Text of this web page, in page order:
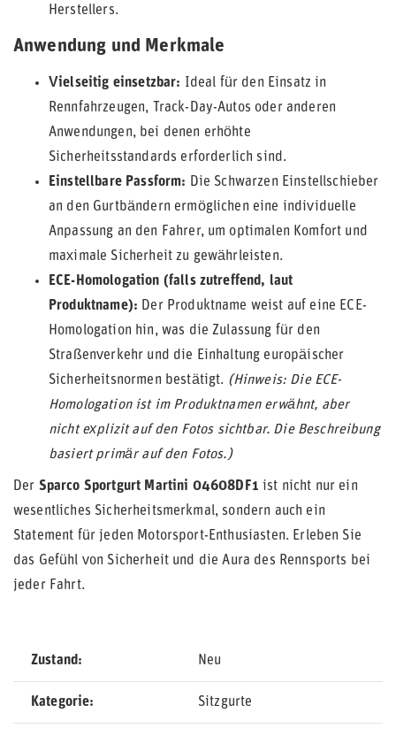
Herstellers.
Anwendung und Merkmale
Vielseitig einsetzbar: Ideal für den Einsatz in
Rennfahrzeugen, Track-Day-Autos oder anderen
Anwendungen, bei denen erhöhte
Sicherheitsstandards erforderlich sind.
Einstellbare Passform: Die Schwarzen Einstellschieber
an den Gurtbändern ermöglichen eine individuelle
Anpassung an den Fahrer, um optimalen Komfort und
maximale Sicherheit zu gewährleisten.
ECE-Homologation (falls zutreffend, laut
Produktname): Der Produktname weist auf eine ECE-
Homologation hin, was die Zulassung für den
Straßenverkehr und die Einhaltung europäischer
Sicherheitsnormen bestätigt. (Hinweis: Die ECE-
Homologation ist im Produktnamen erwähnt, aber
nicht explizit auf den Fotos sichtbar. Die Beschreibung
basiert primär auf den Fotos.)
Der Sparco Sportgurt Martini 04608DF1 ist nicht nur ein
wesentliches Sicherheitsmerkmal, sondern auch ein
Statement für jeden Motorsport-Enthusiasten. Erleben Sie
das Gefühl von Sicherheit und die Aura des Rennsports bei
jeder Fahrt.
Zustand Neu
Kategorie Sitzgurte